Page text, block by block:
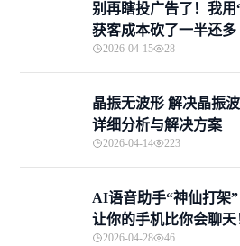
别再瞎投广告了！我用
获客成本砍了一半还多
2026-04-15 28
晶振无波形 解决晶振
详细分析与解决方案
2026-04-14 223
AI语音助手“神仙打架”
让你的手机比你会聊天
2026-04-28 46